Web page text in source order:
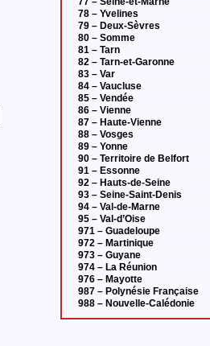
78 – Yvelines
79 – Deux-Sèvres
80 – Somme
81 – Tarn
82 – Tarn-et-Garonne
83 – Var
84 – Vaucluse
85 – Vendée
86 – Vienne
87 – Haute-Vienne
88 – Vosges
89 – Yonne
90 – Territoire de Belfort
91 – Essonne
92 – Hauts-de-Seine
93 – Seine-Saint-Denis
94 – Val-de-Marne
95 – Val-d’Oise
971 – Guadeloupe
972 – Martinique
973 – Guyane
974 – La Réunion
976 – Mayotte
987 – Polynésie Française
988 – Nouvelle-Calédonie